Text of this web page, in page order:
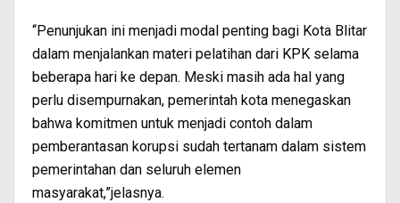
“Penunjukan ini menjadi modal penting bagi Kota Blitar
dalam menjalankan materi pelatihan dari KPK selama
beberapa hari ke depan. Meski masih ada hal yang
perlu disempurnakan, pemerintah kota menegaskan
bahwa komitmen untuk menjadi contoh dalam
pemberantasan korupsi sudah tertanam dalam sistem
pemerintahan dan seluruh elemen
masyarakat,”jelasnya.